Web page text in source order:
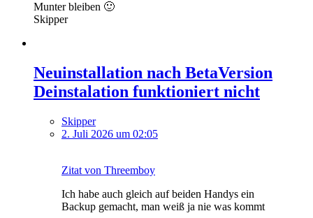
Munter bleiben 🙂
Skipper
Neuinstallation nach BetaVersion
Deinstalation funktioniert nicht
Skipper
2. Juli 2026 um 02:05
Zitat von Threemboy
Ich habe auch gleich auf beiden Handys ein
Backup gemacht, man weiß ja nie was kommt